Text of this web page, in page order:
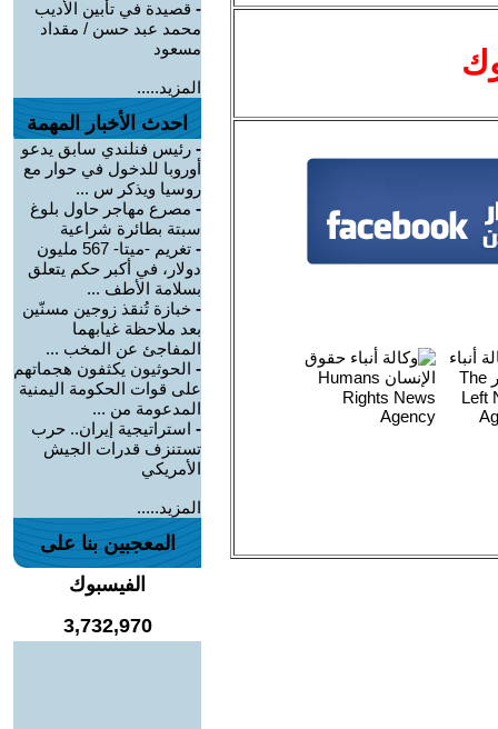
- قصيدة في تأبين الأديب
محمد عبد حسن / مقداد
مسعود
المزيد.....
احدث الأخبار المهمة
- رئيس فنلندي سابق يدعو
أوروبا للدخول في حوار مع
روسيا ويذكر س ...
- مصرع مهاجر حاول بلوغ
سبتة بطائرة شراعية
-
تغريم -ميتا- 567 مليون
دولار، في أكبر حكم يتعلق
بسلامة الأطف ...
- خبازة تُنقذ زوجين مسنّين
بعد ملاحظة غيابهما
المفاجئ عن المخب ...
- الحوثيون يكثفون هجماتهم
على قوات الحكومة اليمنية
المدعومة من ...
- استراتيجية إيران.. حرب
تستنزف قدرات الجيش
الأمريكي
المزيد.....
المعجبين بنا على
الفيسبوك
3,732,970